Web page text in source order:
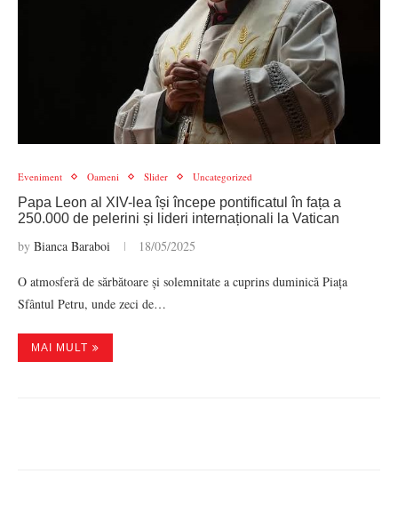
Eveniment Oameni Slider Uncategorized
Papa Leon al XIV-lea își începe pontificatul în fața a
250.000 de pelerini și lideri internaționali la Vatican
by Bianca Baraboi 18/05/2025
O atmosferă de sărbătoare și solemnitate a cuprins duminică Piața
Sfântul Petru, unde zeci de…
MAI MULT